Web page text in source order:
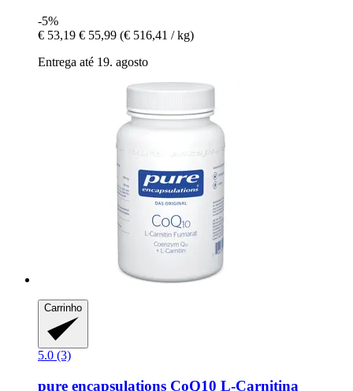
-5%
€ 53,19 € 55,99 (€ 516,41 / kg)
Entrega até 19. agosto
Carrinho
5.0 (3)
pure encapsulations CoQ10 L-​Carnitina